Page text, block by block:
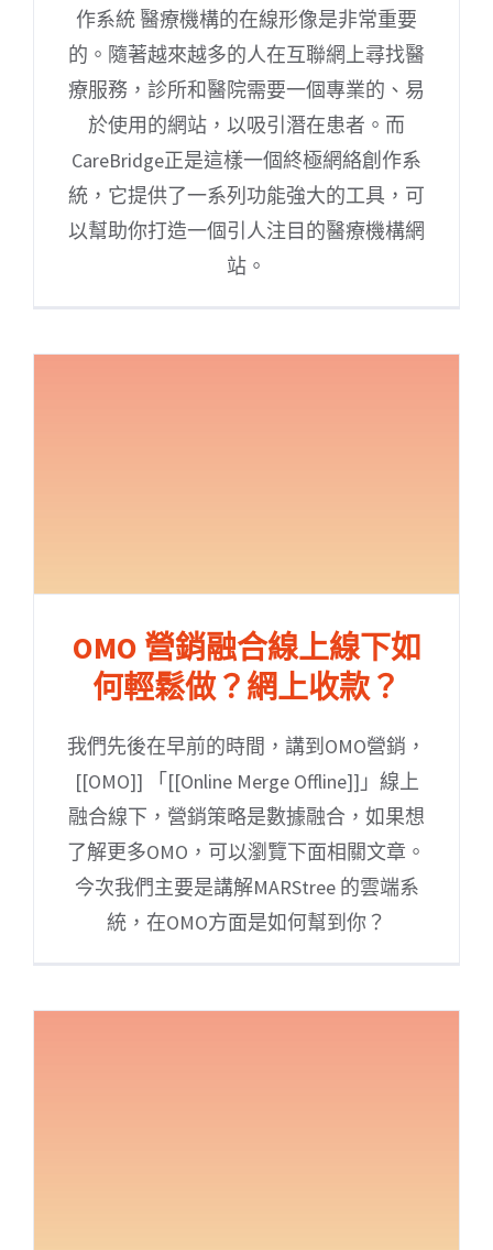
作系統 醫療機構的在線形像是非常重要
的。隨著越來越多的人在互聯網上尋找醫
療服務，診所和醫院需要一個專業的、易
於使用的網站，以吸引潛在患者。而
CareBridge正是這樣一個終極網絡創作系
統，它提供了一系列功能強大的工具，可
以幫助你打造一個引人注目的醫療機構網
站。
OMO 營銷融合線上線下如
何輕鬆做？網上收款？
我們先後在早前的時間，講到OMO營銷，
[[OMO]] 「[[Online Merge Offline]]」線上
融合線下，營銷策略是數據融合，如果想
了解更多OMO，可以瀏覽下面相關文章。
今次我們主要是講解MARStree 的雲端系
統，在OMO方面是如何幫到你？